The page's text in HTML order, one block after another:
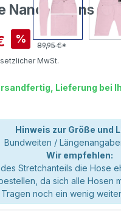
Nancy Jeans icy
%
89,95 €*
MwSt.
Lieferung bei
Hinweis zur Größe und
Bundweiten /
Wir empfehlen:
Stretchanteils die Hose
da sich alle Hosen
Tragen noch ein wenig